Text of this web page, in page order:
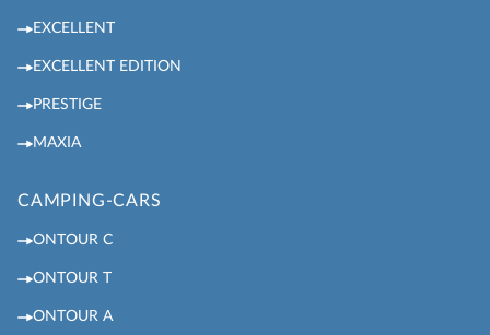
EXCELLENT
EXCELLENT EDITION
PRESTIGE
MAXIA
CAMPING-CARS
ONTOUR C
ONTOUR T
ONTOUR A